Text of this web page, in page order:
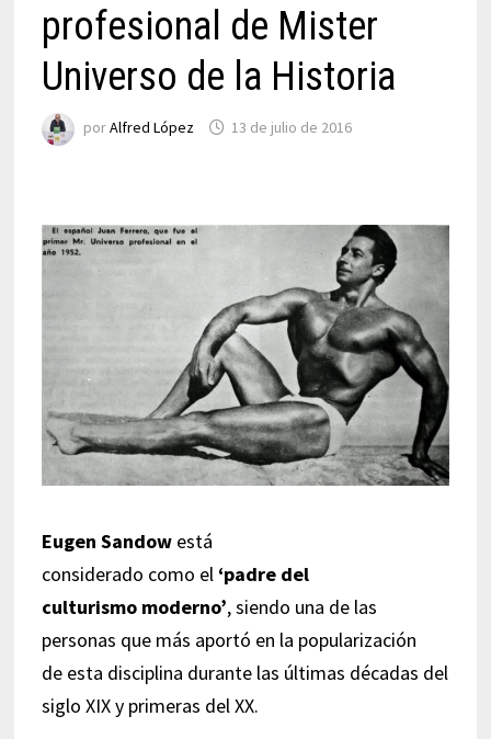
profesional de Mister
Universo de la Historia
porAlfred López 13 de julio de 2016
Eugen Sandowestá
considerado como el ‘padre del
culturismo moderno’, siendo una de las
personas que más aportó en la popularización
de esta disciplina durante las últimas décadas del
siglo XIX y primeras del XX.